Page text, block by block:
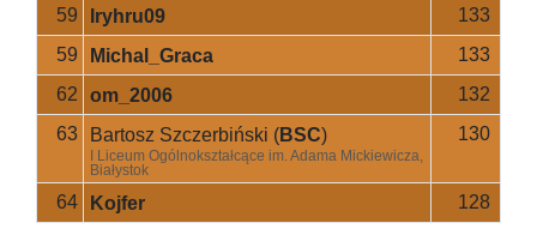
59
Iryhru09
133
59
Michal_Graca
133
62
om_2006
132
63
Bartosz Szczerbiński (BSC)
I Liceum Ogólnokształcące im. Adama Mickiewicza,
Białystok
130
64 Kojfer 128